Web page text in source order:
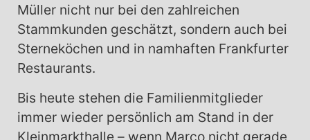
Müller nicht nur bei den zahlreichen
Stammkunden geschätzt, sondern auch bei
Sterneköchen und in namhaften Frankfurter
Restaurants.
Bis heute stehen die Familienmitglieder
immer wieder persönlich am Stand in der
Kleinmarkthalle – wenn Marco nicht gerade